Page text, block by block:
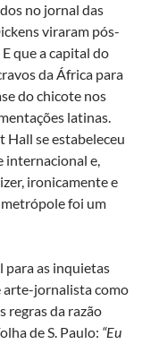
no jornal das
viraram pós-
que a capital do
da África para
do chicote nos
latinas.
Hall se estabeleceu
internacional e,
ironicamente e
foi um
para as inquietas
arte-jornalista como
regras da razão
de S. Paulo: “Eu